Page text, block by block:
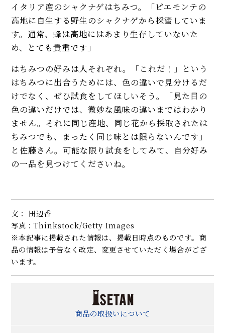
イタリア産のシャクナゲはちみつ。「ピエモンテの
高地に自生する野生のシャクナゲから採蜜していま
す。通常、蜂は高地にはあまり生存していないた
め、とても貴重です」
はちみつの好みは人それぞれ。「これだ！」という
はちみつに出合うためには、色の違いで見分けるだ
けでなく、ぜひ試食をしてほしいそう。「見た目の
色の違いだけでは、微妙な風味の違いまではわかり
ません。それに同じ産地、同じ花から採取されたは
ちみつでも、まったく同じ味とは限らないんです」
と佐藤さん。可能な限り試食をしてみて、自分好み
の一品を見つけてくださいね。
文： 田辺香
写真：Thinkstock/Getty Images
※本記事に掲載された情報は、掲載日時点のものです。商
品の情報は予告なく改定、変更させていただく場合がござ
います。
商品の取扱いについて